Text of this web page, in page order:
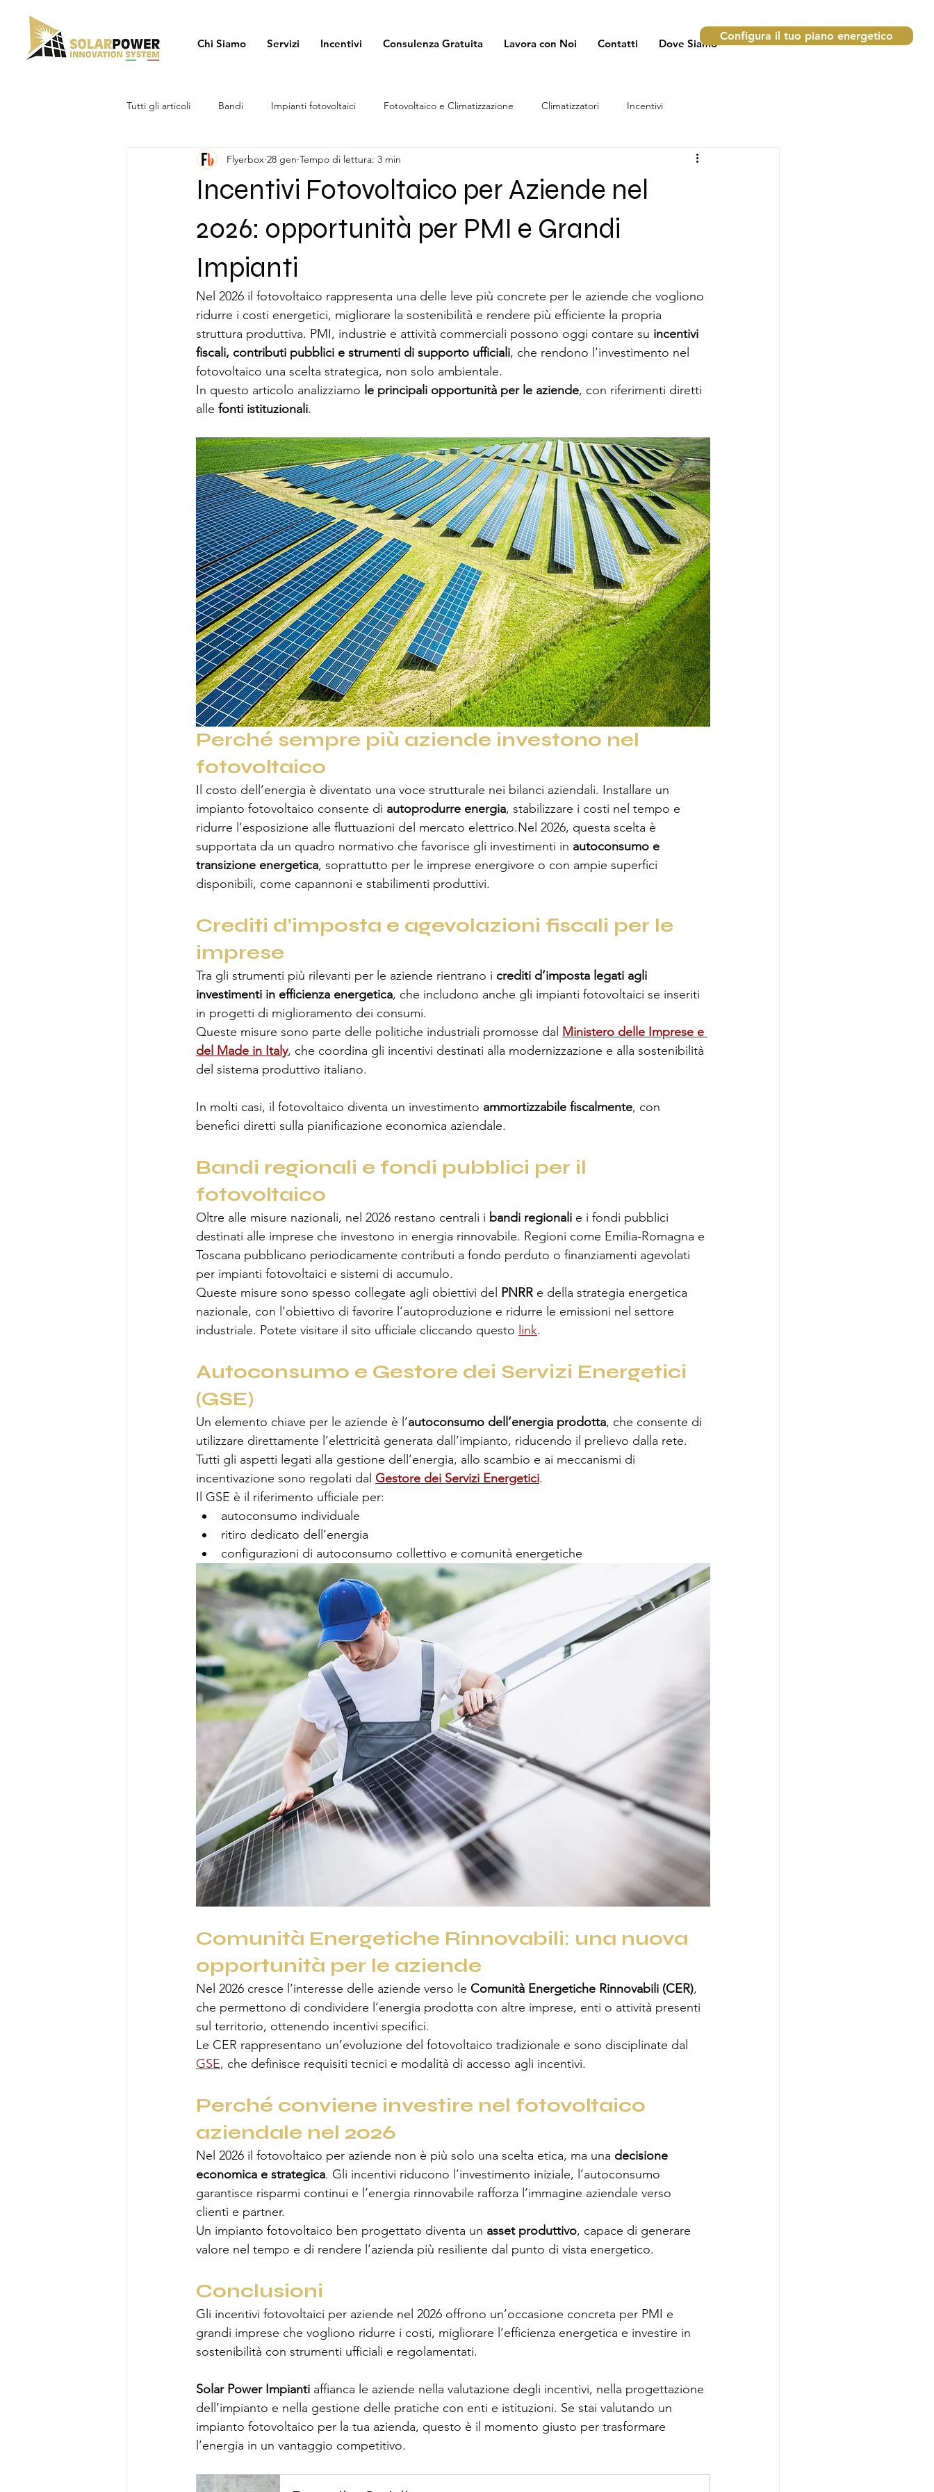
Configura il tuo piano energetico
Chi Siamo Servizi Incentivi Consulenza Gratuita Lavora con Noi Contatti Dove Siamo
Tutti gli articoli Bandi Impianti fotovoltaici Fotovoltaico e Climatizzazione Climatizzatori Incentivi
Incentivi Fotovoltaico per Aziende nel
2026: opportunità per PMI e Grandi
Impianti
Flyerbox 28 gen Tempo di lettura: 3 min
Nel 2026 il fotovoltaico rappresenta una delle leve più concrete per le aziende che vogliono
ridurre i costi energetici, migliorare la sostenibilità e rendere più efficiente la propria
struttura produttiva. PMI, industrie e attività commerciali possono oggi contare su incentivi
fiscali, contributi pubblici e strumenti di supporto ufficiali, che rendono l’investimento nel
fotovoltaico una scelta strategica, non solo ambientale.
In questo articolo analizziamo le principali opportunità per le aziende, con riferimenti diretti
alle fonti istituzionali.
Perché sempre più aziende investono nel
fotovoltaico
Il costo dell’energia è diventato una voce strutturale nei bilanci aziendali. Installare un
impianto fotovoltaico consente di autoprodurre energia, stabilizzare i costi nel tempo e
ridurre l’esposizione alle fluttuazioni del mercato elettrico.Nel 2026, questa scelta è
supportata da un quadro normativo che favorisce gli investimenti in autoconsumo e
transizione energetica, soprattutto per le imprese energivore o con ampie superfici
disponibili, come capannoni e stabilimenti produttivi.
Crediti d’imposta e agevolazioni fiscali per le
imprese
Tra gli strumenti più rilevanti per le aziende rientrano i crediti d’imposta legati agli
investimenti in efficienza energetica, che includono anche gli impianti fotovoltaici se inseriti
in progetti di miglioramento dei consumi.
Queste misure sono parte delle politiche industriali promosse dal Ministero delle Imprese e
del Made in Italy, che coordina gli incentivi destinati alla modernizzazione e alla sostenibilità
del sistema produttivo italiano.
In molti casi, il fotovoltaico diventa un investimento ammortizzabile fiscalmente, con
benefici diretti sulla pianificazione economica aziendale.
Bandi regionali e fondi pubblici per il
fotovoltaico
Oltre alle misure nazionali, nel 2026 restano centrali i bandi regionali e i fondi pubblici
destinati alle imprese che investono in energia rinnovabile. Regioni come Emilia-Romagna e
Toscana pubblicano periodicamente contributi a fondo perduto o finanziamenti agevolati
per impianti fotovoltaici e sistemi di accumulo.
Queste misure sono spesso collegate agli obiettivi del PNRR e della strategia energetica
nazionale, con l’obiettivo di favorire l’autoproduzione e ridurre le emissioni nel settore
industriale. Potete visitare il sito ufficiale cliccando questo link.
Autoconsumo e Gestore dei Servizi Energetici
(GSE)
Un elemento chiave per le aziende è l’autoconsumo dell’energia prodotta, che consente di
utilizzare direttamente l’elettricità generata dall’impianto, riducendo il prelievo dalla rete.
Tutti gli aspetti legati alla gestione dell’energia, allo scambio e ai meccanismi di
incentivazione sono regolati dal Gestore dei Servizi Energetici.
Il GSE è il riferimento ufficiale per:
autoconsumo individuale
ritiro dedicato dell’energia
configurazioni di autoconsumo collettivo e comunità energetiche
Comunità Energetiche Rinnovabili: una nuova
opportunità per le aziende
Nel 2026 cresce l’interesse delle aziende verso le Comunità Energetiche Rinnovabili (CER),
che permettono di condividere l’energia prodotta con altre imprese, enti o attività presenti
sul territorio, ottenendo incentivi specifici.
Le CER rappresentano un’evoluzione del fotovoltaico tradizionale e sono disciplinate dal
GSE, che definisce requisiti tecnici e modalità di accesso agli incentivi.
Perché conviene investire nel fotovoltaico
aziendale nel 2026
Nel 2026 il fotovoltaico per aziende non è più solo una scelta etica, ma una decisione
economica e strategica. Gli incentivi riducono l’investimento iniziale, l’autoconsumo
garantisce risparmi continui e l’energia rinnovabile rafforza l’immagine aziendale verso
clienti e partner.
Un impianto fotovoltaico ben progettato diventa un asset produttivo, capace di generare
valore nel tempo e di rendere l’azienda più resiliente dal punto di vista energetico.
Conclusioni
Gli incentivi fotovoltaici per aziende nel 2026 offrono un’occasione concreta per PMI e
grandi imprese che vogliono ridurre i costi, migliorare l’efficienza energetica e investire in
sostenibilità con strumenti ufficiali e regolamentati.
Solar Power Impianti affianca le aziende nella valutazione degli incentivi, nella progettazione
dell’impianto e nella gestione delle pratiche con enti e istituzioni. Se stai valutando un
impianto fotovoltaico per la tua azienda, questo è il momento giusto per trasformare
l’energia in un vantaggio competitivo.